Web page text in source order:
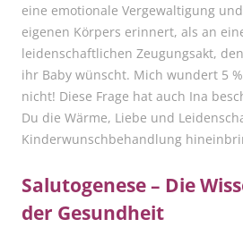
eine emotionale Vergewaltigung
eigenen Körpers erinnert, als an
leidenschaftlichen Zeugungsakt,
ihr Baby wünscht. Mich wundert 5
nicht! Diese Frage hat auch Ina
Du die Wärme, Liebe und
Kinderwunschbehandlung
Salutogenese – Die
der Gesundheit